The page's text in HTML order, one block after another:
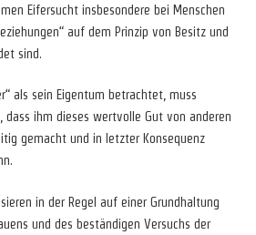
Eifersucht insbesondere bei Menschen
auf dem Prinzip von Besitz und
sind.
als sein Eigentum betrachtet, muss
ihm dieses wertvolle Gut von anderen
gemacht und in letzter Konsequenz
in der Regel auf einer Grundhaltung
und des beständigen Versuchs der